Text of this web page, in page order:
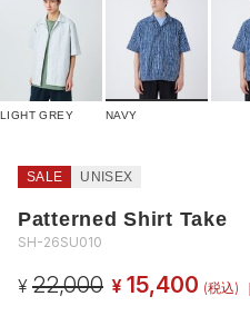
LIGHT GREY NAVY
SALE UNISEX
Patterned Shirt Take
SH-26SU010
¥ 22,000 ¥ 15,400 (税込)